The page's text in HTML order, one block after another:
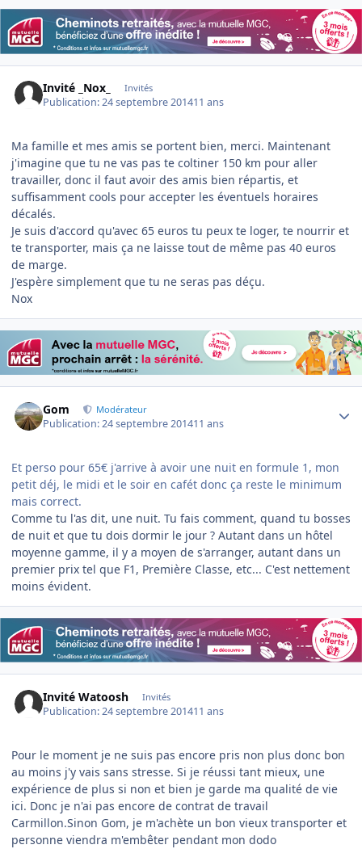
Invité _Nox_ Invités
Publication:24 septembre 201411 ans
Ma famille et mes amis se portent bien, merci. Maintenant
j'imagine que tu ne vas pas te coltiner 150 km pour aller
travailler, donc il faut avoir des amis bien répartis, et
suffisamment cools pour accepter les éventuels horaires
décalés.
Je suis d'accord qu'avec 65 euros tu peux te loger, te nourrir et
te transporter, mais ça ne laisse tout de même pas 40 euros
de marge.
J'espère simplement que tu ne seras pas déçu.
Nox
Gom Modérateur
Publication:24 septembre 201411 ans
Et perso pour 65€ j'arrive à avoir une nuit en formule 1, mon
petit déj, le midi et le soir en cafét donc ça reste le minimum
mais correct.
Comme tu l'as dit, une nuit. Tu fais comment, quand tu bosses
de nuit et que tu dois dormir le jour ? Autant dans un hôtel
moyenne gamme, il y a moyen de s'arranger, autant dans un
premier prix tel que F1, Première Classe, etc... C'est nettement
moins évident.
Invité Watoosh Invités
Publication:24 septembre 201411 ans
Pour le moment je ne suis pas encore pris non plus donc bon
au moins j'y vais sans stresse. Si je réussi tant mieux, une
expérience de plus si non et bien je garde ma qualité de vie
ici. Donc je n'ai pas encore de contrat de travail
Carmillon.Sinon Gom, je m'achète un bon vieux transporter et
personne viendra m'embêter pendant mon dodo